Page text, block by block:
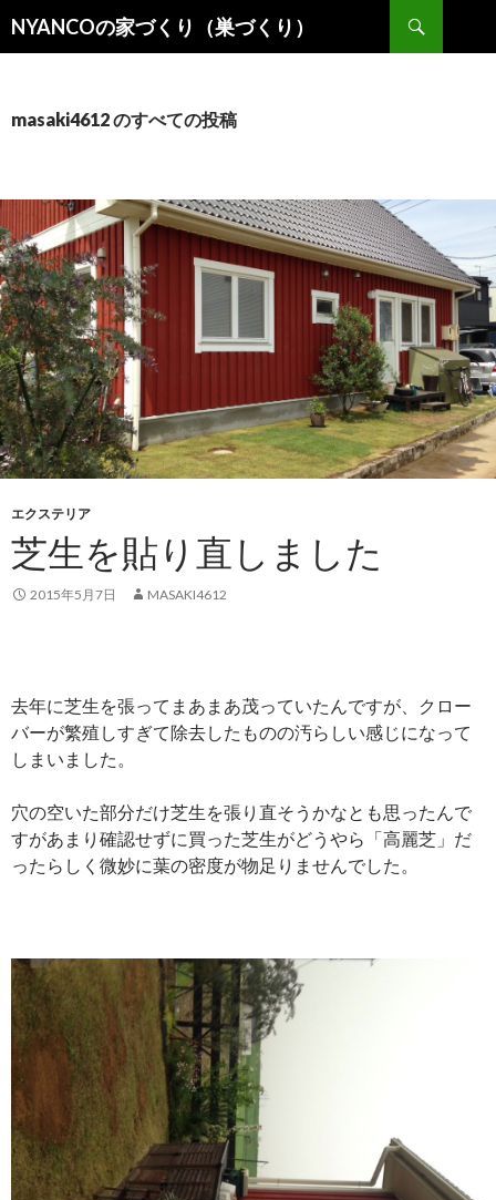
NYANCOの家づくり（巣づくり）
索
ン
動
masaki4612 のすべての投稿
エクステリア
芝生を貼り直しました
2015年5月7日 MASAKI4612
去年に芝生を張ってまあまあ茂っていたんですが、クロー
バーが繁殖しすぎて除去したものの汚らしい感じになって
しまいました。
穴の空いた部分だけ芝生を張り直そうかなとも思ったんで
すがあまり確認せずに買った芝生がどうやら「高麗芝」だ
ったらしく微妙に葉の密度が物足りませんでした。